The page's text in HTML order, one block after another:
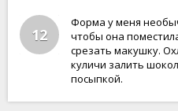
12
Форма у меня
чтобы она
срезать макушку.
куличи залить
посыпкой.